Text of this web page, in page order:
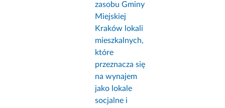
zasobu Gminy
Miejskiej
Kraków lokali
mieszkalnych,
które
przeznacza się
na wynajem
jako lokale
socjalne i